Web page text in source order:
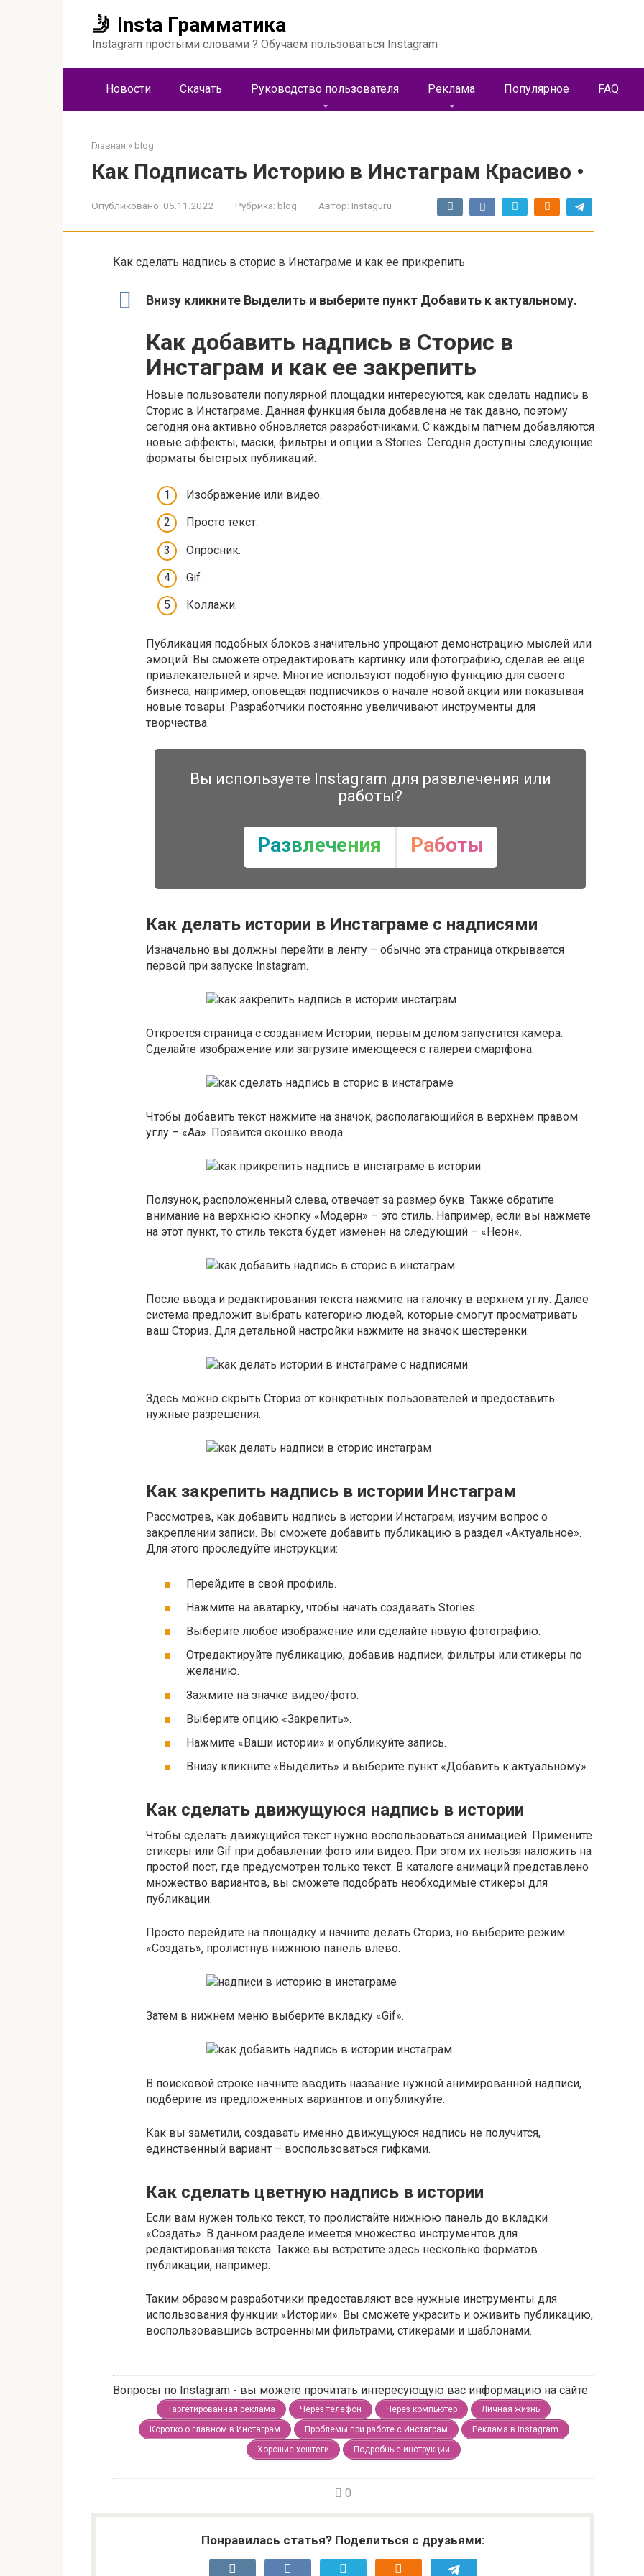
🤳 Insta Грамматика
Instagram простыми словами ? Обучаем пользоваться Instagram
Новости Скачать Руководство пользователя Реклама Популярное FAQ
Главная » blog
Как Подписать Историю в Инстаграм Красиво •
Опубликовано: 05.11.2022 Рубрика: blog Автор: Instaguru
Как сделать надпись в сторис в Инстаграме и как ее прикрепить
Внизу кликните Выделить и выберите пункт Добавить к актуальному.
Как добавить надпись в Сторис в
Инстаграм и как ее закрепить
Новые пользователи популярной площадки интересуются, как сделать надпись в
Сторис в Инстаграме. Данная функция была добавлена не так давно, поэтому
сегодня она активно обновляется разработчиками. С каждым патчем добавляются
новые эффекты, маски, фильтры и опции в Stories. Сегодня доступны следующие
форматы быстрых публикаций:
Изображение или видео.
Просто текст.
Опросник.
Gif.
Коллажи.
Публикация подобных блоков значительно упрощают демонстрацию мыслей или
эмоций. Вы сможете отредактировать картинку или фотографию, сделав ее еще
привлекательней и ярче. Многие используют подобную функцию для своего
бизнеса, например, оповещая подписчиков о начале новой акции или показывая
новые товары. Разработчики постоянно увеличивают инструменты для
творчества.
Вы используете Instagram для развлечения или
работы?
Развлечения Работы
Как делать истории в Инстаграме с надписями
Изначально вы должны перейти в ленту – обычно эта страница открывается
первой при запуске Instagram.
Откроется страница с созданием Истории, первым делом запустится камера.
Сделайте изображение или загрузите имеющееся с галереи смартфона.
Чтобы добавить текст нажмите на значок, располагающийся в верхнем правом
углу – «Аа». Появится окошко ввода.
Ползунок, расположенный слева, отвечает за размер букв. Также обратите
внимание на верхнюю кнопку «Модерн» – это стиль. Например, если вы нажмете
на этот пункт, то стиль текста будет изменен на следующий – «Неон».
После ввода и редактирования текста нажмите на галочку в верхнем углу. Далее
система предложит выбрать категорию людей, которые смогут просматривать
ваш Сториз. Для детальной настройки нажмите на значок шестеренки.
Здесь можно скрыть Сториз от конкретных пользователей и предоставить
нужные разрешения.
Как закрепить надпись в истории Инстаграм
Рассмотрев, как добавить надпись в истории Инстаграм, изучим вопрос о
закреплении записи. Вы сможете добавить публикацию в раздел «Актуальное».
Для этого проследуйте инструкции:
Перейдите в свой профиль.
Нажмите на аватарку, чтобы начать создавать Stories.
Выберите любое изображение или сделайте новую фотографию.
Отредактируйте публикацию, добавив надписи, фильтры или стикеры по
желанию.
Зажмите на значке видео/фото.
Выберите опцию «Закрепить».
Нажмите «Ваши истории» и опубликуйте запись.
Внизу кликните «Выделить» и выберите пункт «Добавить к актуальному».
Как сделать движущуюся надпись в истории
Чтобы сделать движущийся текст нужно воспользоваться анимацией. Примените
стикеры или Gif при добавлении фото или видео. При этом их нельзя наложить на
простой пост, где предусмотрен только текст. В каталоге анимаций представлено
множество вариантов, вы сможете подобрать необходимые стикеры для
публикации.
Просто перейдите на площадку и начните делать Сториз, но выберите режим
«Создать», пролистнув нижнюю панель влево.
Затем в нижнем меню выберите вкладку «Gif».
В поисковой строке начните вводить название нужной анимированной надписи,
подберите из предложенных вариантов и опубликуйте.
Как вы заметили, создавать именно движущуюся надпись не получится,
единственный вариант – воспользоваться гифками.
Как сделать цветную надпись в истории
Если вам нужен только текст, то пролистайте нижнюю панель до вкладки
«Создать». В данном разделе имеется множество инструментов для
редактирования текста. Также вы встретите здесь несколько форматов
публикации, например:
Таким образом разработчики предоставляют все нужные инструменты для
использования функции «Истории». Вы сможете украсить и оживить публикацию,
воспользовавшись встроенными фильтрами, стикерами и шаблонами.
Вопросы по Instagram - вы можете прочитать интересующую вас информацию на сайте
Таргетированная реклама Через телефон Через компьютер
Личная жизнь
Коротко о главном в Инстаграм
Проблемы при работе с Инстаграм
Реклама в instagram
Хорошие хештеги
Подробные инструкции
0
Понравилась статья? Поделиться с друзьями: